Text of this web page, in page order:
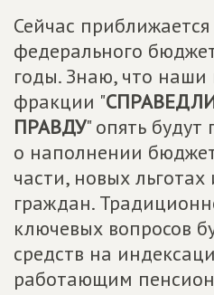
Сейчас
федерального
годы. Знаю, что наши
фракции "
ПРАВДУ" опять
о наполнении
части, новых
граждан.
ключевых вопросов
средств на
работающим